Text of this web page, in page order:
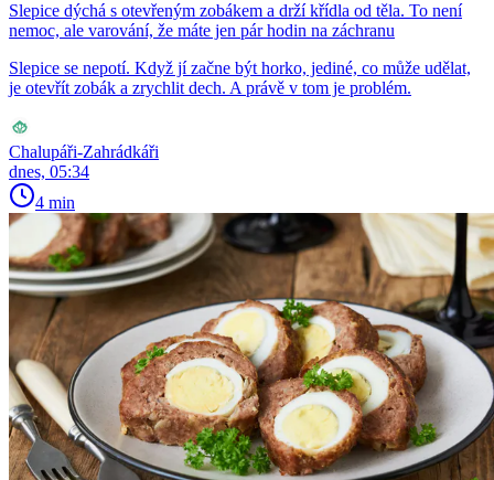
Slepice dýchá s otevřeným zobákem a drží křídla od těla. To není
nemoc, ale varování, že máte jen pár hodin na záchranu
Slepice se nepotí. Když jí začne být horko, jediné, co může udělat,
je otevřít zobák a zrychlit dech. A právě v tom je problém.
Chalupáři-Zahrádkáři
dnes, 05:34
4 min